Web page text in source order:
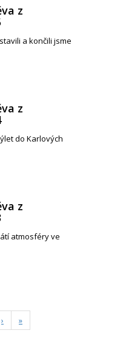
z
a končili jsme
z
do Karlových
z
atmosféry ve
› »